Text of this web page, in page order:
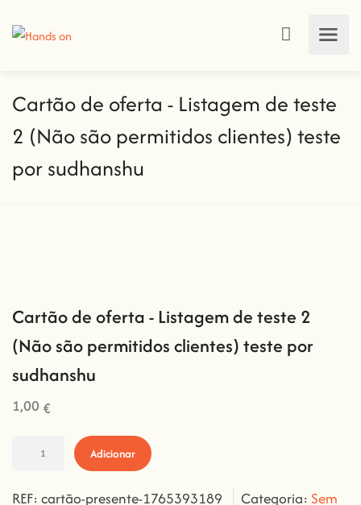
Cartão de oferta - Listagem de teste
2 (Não são permitidos clientes) teste
por sudhanshu
Cartão de oferta - Listagem de teste 2
(Não são permitidos clientes) teste por
sudhanshu
1,00 €
Adicionar
REF: cartão-presente-1765393189 Categoria: Sem